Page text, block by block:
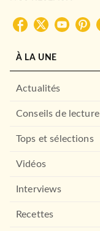
À LA UNE
Actualités
Conseils de lecture
Tops et sélections
Vidéos
Interviews
Recettes